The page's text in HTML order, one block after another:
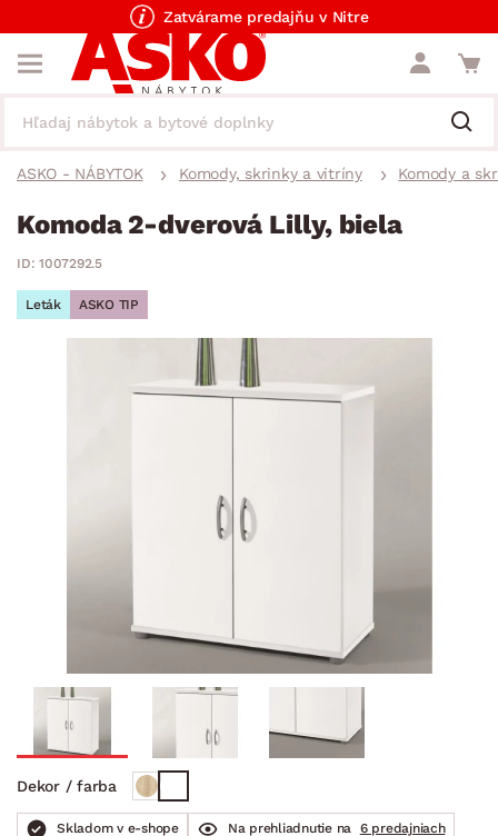
Zatvárame predajňu v Nitre
ASKO - NÁBYTOK Komody, skrinky a vitríny Komody a
Komoda 2-dverová Lilly, biela
ID: 1007292.5
Leták ASKO TIP
Dekor / farba
Skladom v e-shope Na prehliadnutie na
6 predajniach